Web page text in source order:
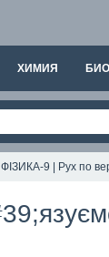
ХИМИЯ
ФІЗИКА-9 | Рух по